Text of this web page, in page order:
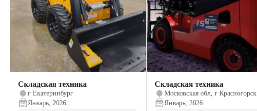
Складская техника
г Екатеринбург
Январь, 2026
Складская техника
Московская обл, г Красногорск
Январь, 2026